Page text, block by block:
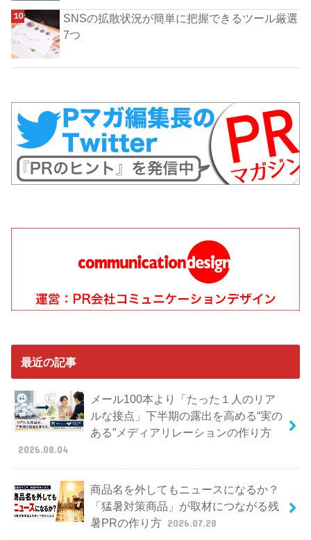
SNSの拡散状況が簡単に把握できるツール厳選
7つ
最近の記事
メール100本より「たった１人のリア
ルな接点」下半期の露出を高める“実の
ある”メディアリレーションの作り方
2026.08.04
商品名を外してもニュースになるか？
「猛暑対策商品」が取材につながる残
暑PRの作り方 2026.07.28